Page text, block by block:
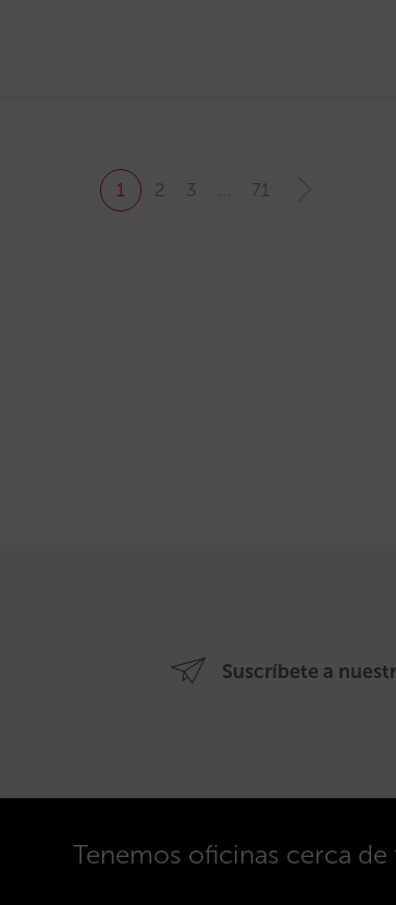
1 2 3 71
Suscríbete a
Tenemos oficinas cerca de